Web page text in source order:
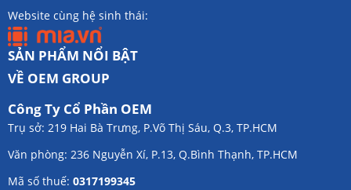
Website cùng hệ sinh thái:
SẢN PHẨM NỔI BẬT
VỀ OEM GROUP
Công Ty Cổ Phần OEM
Trụ sở: 219 Hai Bà Trưng, P.Võ Thị Sáu, Q.3, TP.HCM
Văn phòng: 236 Nguyễn Xí, P.13, Q.Bình Thạnh, TP.HCM
Mã số thuế: 0317199345